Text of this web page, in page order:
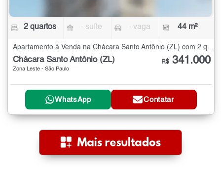
2 quartos - suíte - vaga 44 m²
Apartamento à Venda na Chácara Santo Antônio (ZL) com 2 quartos - 44 m²
Chácara Santo Antônio (ZL)
Zona Leste - São Paulo
R$ 341.000
WhatsApp Contatar